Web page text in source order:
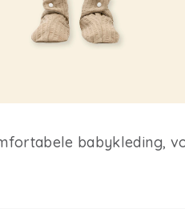
babykleding,